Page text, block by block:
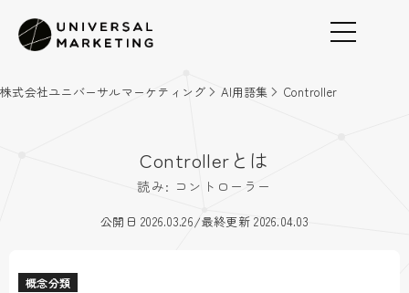
株式会社ユニバーサルマーケティング AI用語集 Controller
Controllerとは
読み: コントローラー
公開日 2026.03.26/最終更新 2026.04.03
概念分類